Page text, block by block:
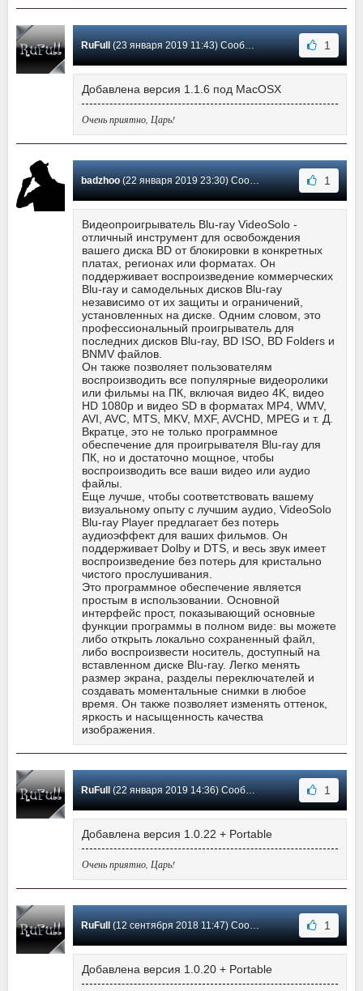
RuFull (23 января 2019 11:43) Сообщение #9 1
Добавлена версия 1.1.6 под MacOSX
Очень приятно, Царь!
badzhoo(22 января 2019 23:30) Сообщение #8 1
Видеопроигрыватель Blu-ray VideoSolo -
отличный инструмент для освобождения
вашего диска BD от блокировки в конкретных
платах, регионах или форматах. Он
поддерживает воспроизведение коммерческих
Blu-ray и самодельных дисков Blu-ray
независимо от их защиты и ограничений,
установленных на диске. Одним словом, это
профессиональный проигрыватель для
последних дисков Blu-ray, BD ISO, BD Folders и
BNMV файлов.
Он также позволяет пользователям
воспроизводить все популярные видеоролики
или фильмы на ПК, включая видео 4K, видео
HD 1080p и видео SD в форматах MP4, WMV,
AVI, AVC, MTS, MKV, MXF, AVCHD, MPEG и т. Д.
Вкратце, это не только программное
обеспечение для проигрывателя Blu-ray для
ПК, но и достаточно мощное, чтобы
воспроизводить все ваши видео или аудио
файлы.
Еще лучше, чтобы соответствовать вашему
визуальному опыту с лучшим аудио, VideoSolo
Blu-ray Player предлагает без потерь
аудиоэффект для ваших фильмов. Он
поддерживает Dolby и DTS, и весь звук имеет
воспроизведение без потерь для кристально
чистого прослушивания.
Это программное обеспечение является
простым в использовании. Основной
интерфейс прост, показывающий основные
функции программы в полном виде: вы можете
либо открыть локально сохраненный файл,
либо воспроизвести носитель, доступный на
вставленном диске Blu-ray. Легко менять
размер экрана, разделы переключателей и
создавать моментальные снимки в любое
время. Он также позволяет изменять оттенок,
яркость и насыщенность качества
изображения.
RuFull (22 января 2019 14:36) Сообщение #7 1
Добавлена версия 1.0.22 + Portable
Очень приятно, Царь!
RuFull (12 сентября 2018 11:47) Сообщение #6 1
Добавлена версия 1.0.20 + Portable